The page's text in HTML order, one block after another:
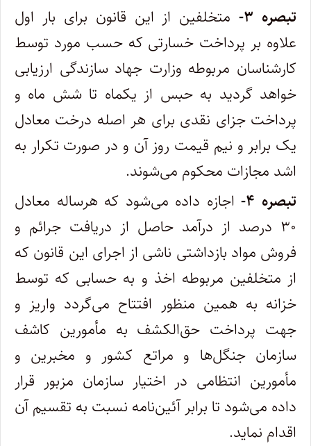
تبصره ۳-
متخلفین از این قانون برای بار اول
علاوه بر پرداخت خسارتی که حسب مورد توسط
کارشناسان مربوطه وزارت جهاد سازندگی ارزیابی‌
خواهد گردید به حبس از یکماه تا شش ماه و
پرداخت جزای نقدی برای هر اصله درخت معادل
یک برابر و نیم قیمت روز آن و در صورت تکرار به‌
اشد مجازات محکوم می‌شوند.
تبصره ۴-
اجازه داده می‌شود که هرساله معادل
۳۰ درصد از درآمد حاصل از دریافت جرائم و
فروش مواد بازداشتی ناشی از اجرای این قانون که
از‌ متخلفین مربوطه اخذ و به حسابی که توسط
خزانه به همین منظور افتتاح می‌گردد واریز و
جهت پرداخت حق‌الکشف به مأمورین کاشف
سازمان‌ جنگل‌ها و مراتع کشور و مخبرین و
مأمورین انتظامی در اختیار سازمان مزبور قرار
داده می‌شود تا برابر آئین‌نامه نسبت به تقسیم آن
اقدام نماید. ‌